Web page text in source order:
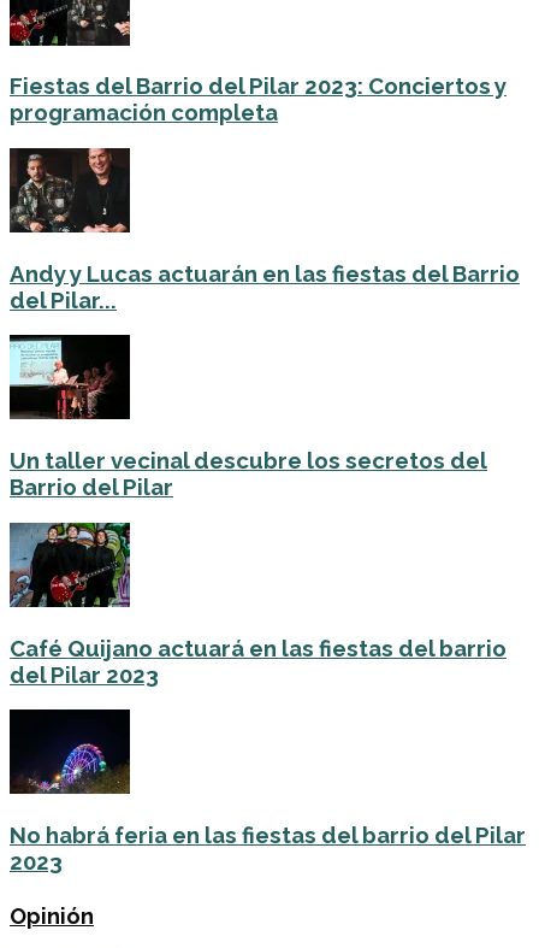
Fiestas del Barrio del Pilar 2023: Conciertos y
programación completa
Andy y Lucas actuarán en las fiestas del Barrio
del Pilar...
Un taller vecinal descubre los secretos del
Barrio del Pilar
Café Quijano actuará en las fiestas del barrio
del Pilar 2023
No habrá feria en las fiestas del barrio del Pilar
2023
Opinión